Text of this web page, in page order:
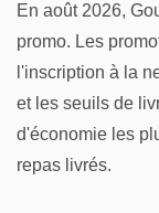
En août 2026,
promo. Les
l'inscription à la
et les seuils de
d'économie les
repas livrés.